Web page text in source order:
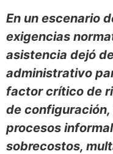
En un escenario
exigencias
asistencia dejó
administrativo
factor crítico de
de
procesos
sobrecostos,